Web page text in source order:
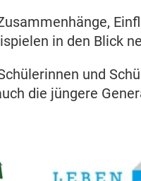
in den Blick
und
die jüngere